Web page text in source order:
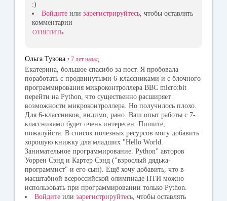
:)
Войдите или зарегистрируйтесь, чтобы оставлять
комментарии
ОТВЕТИТЬ
Ольга Тузова • 7 лет назад
Екатерина, большое спасибо за пост. Я пробовала
поработать с продвинутыми 6-классниками и с блочного
программирования микроконтроллера BBC micro:bit
перейти на Python, что существенно расширяет
возможности микроконтроллера. Но получилось плохо.
Для 6-классников, видимо, рано. Ваш опыт работы с 7-
классниками будет очень интересен. Пишите,
пожалуйста. В список полезных ресурсов могу добавить
хорошую книжку для младших "Hello World.
Занимательное программирование. Python" авторов
Уоррен Сэнд и Картер Сэнд ("взрослый дядька-
программист" и его сын). Ещё хочу добавить, что в
масштабной всероссийской олимпиаде НТИ можно
использовать при программировании только Python.
Войдите или зарегистрируйтесь , чтобы оставлять